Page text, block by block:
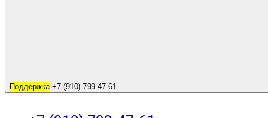
Поддержка +7 (910) 799-47-61